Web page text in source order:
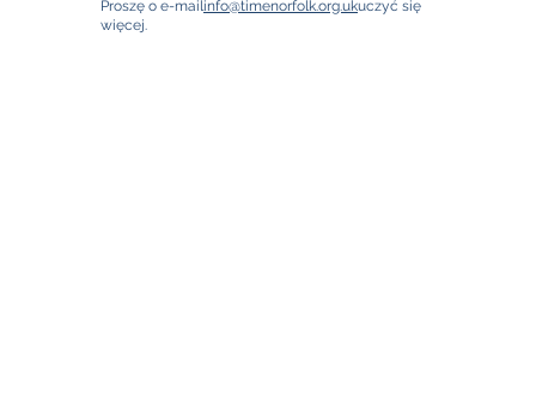
Proszę o e-mailinfo@timenorfolk.org.ukuczyć się
więcej.